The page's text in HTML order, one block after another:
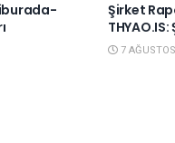
Şirket
7